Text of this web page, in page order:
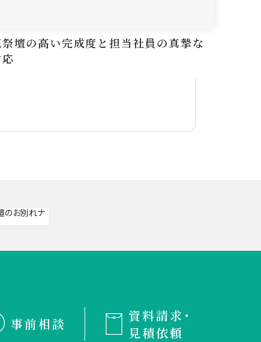
壇の高い完成度と担当社員の真摯な
事前相談
資料請求・
見積依頼